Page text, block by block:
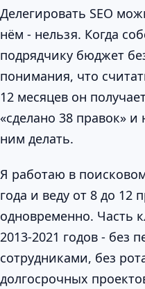
Делегировать SEO
нём - нельзя. Когда
подрядчику бюджет
понимания, что
12 месяцев он
«сделано 38 правок»
ним делать.
Я работаю в
года и веду от 8 до 12
одновременно. Часть
2013-2021 годов - без
сотрудниками, без
долгосрочных